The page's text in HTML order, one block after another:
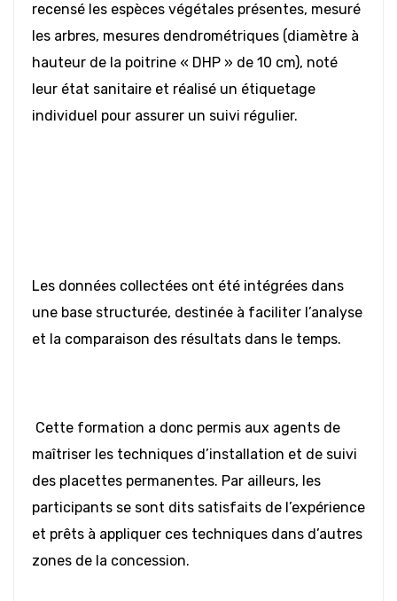
recensé les espèces végétales présentes, mesuré
les arbres, mesures dendrométriques (diamètre à
hauteur de la poitrine « DHP » de 10 cm), noté
leur état sanitaire et réalisé un étiquetage
individuel pour assurer un suivi régulier.
Les données collectées ont été intégrées dans
une base structurée, destinée à faciliter l’analyse
et la comparaison des résultats dans le temps.
Cette formation a donc permis aux agents de
maîtriser les techniques d’installation et de suivi
des placettes permanentes. Par ailleurs, les
participants se sont dits satisfaits de l’expérience
et prêts à appliquer ces techniques dans d’autres
zones de la concession.